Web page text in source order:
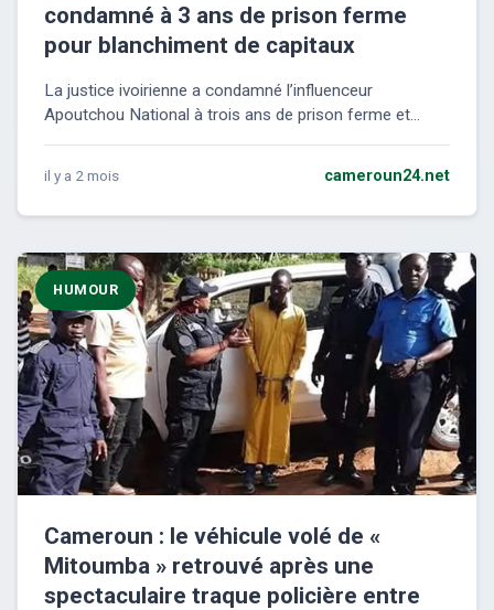
condamné à 3 ans de prison ferme
pour blanchiment de capitaux
La justice ivoirienne a condamné l’influenceur
Apoutchou National à trois ans de prison ferme et...
il y a 2 mois cameroun24.net
HUMOUR
Cameroun : le véhicule volé de «
Mitoumba » retrouvé après une
spectaculaire traque policière entre